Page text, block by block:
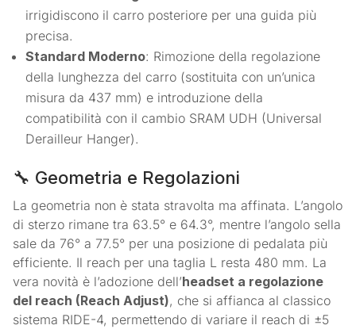
irrigidiscono il carro posteriore per una guida più
precisa.
Standard Moderno: Rimozione della regolazione
della lunghezza del carro (sostituita con un’unica
misura da 437 mm) e introduzione della
compatibilità con il cambio SRAM UDH (Universal
Derailleur Hanger).
🔧 Geometria e Regolazioni
La geometria non è stata stravolta ma affinata. L’angolo
di sterzo rimane tra 63.5° e 64.3°, mentre l’angolo sella
sale da 76° a 77.5° per una posizione di pedalata più
efficiente. Il reach per una taglia L resta 480 mm. La
vera novità è l’adozione dell’headset a regolazione
del reach (Reach Adjust), che si affianca al classico
sistema RIDE-4, permettendo di variare il reach di ±5